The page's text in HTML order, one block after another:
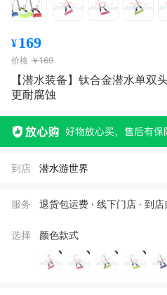
¥169
价格 ￥169
【潜水装备】钛合金潜水单双
更耐腐蚀
到店 潜水游世界
服务 退货包运费 · 线下门店 · 到店
选择 颜色款式
紫*
郭*瑶